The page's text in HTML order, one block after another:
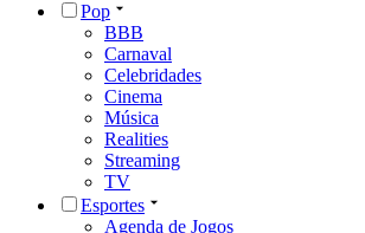
Pop
BBB
Carnaval
Celebridades
Cinema
Música
Realities
Streaming
TV
Esportes
Agenda de Jogos